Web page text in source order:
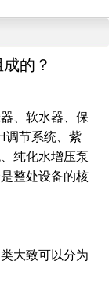
的？
、软水器、保
调节系统、紫
纯化水增压泵
整处设备的核
大致可以分为